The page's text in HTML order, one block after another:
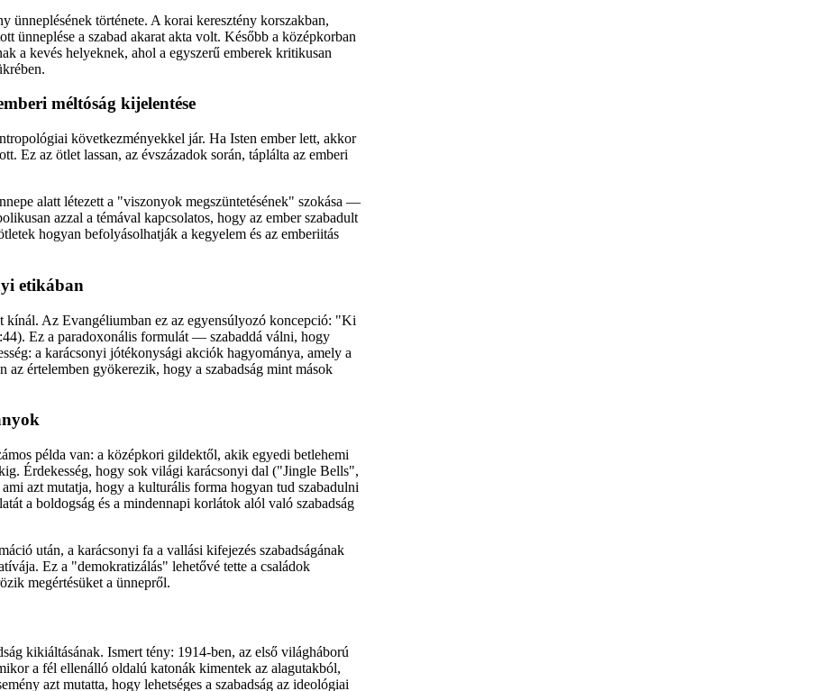
ünneplésének története. A korai keresztény korszakban,
ünneplése a szabad akarat akta volt. Később a középkorban
a kevés helyeknek, ahol a egyszerű emberek kritikusan
méltóság kijelentése
következményekkel jár. Ha Isten ember lett, akkor
Ez az ötlet lassan, az évszázadok során, táplálta az emberi
alatt létezett a "viszonyok megszüntetésének" szokása —
azzal a témával kapcsolatos, hogy az ember szabadult
hogyan befolyásolhatják a kegyelem és az emberiitás
etikában
kínál. Az Evangéliumban ez az egyensúlyozó koncepció: "Ki
Ez a paradoxonális formulát — szabaddá válni, hogy
a karácsonyi jótékonysági akciók hagyománya, amely a
értelemben gyökerezik, hogy a szabadság mint mások
példa van: a középkori gildektől, akik egyedi betlehemi
Érdekesség, hogy sok világi karácsonyi dal ("Jingle Bells",
azt mutatja, hogy a kulturális forma hogyan tud szabadulni
a boldogság és a mindennapi korlátok alól való szabadság
után, a karácsonyi fa a vallási kifejezés szabadságának
Ez a "demokratizálás" lehetővé tette a családok
megértésüket a ünnepről.
kikiáltásának. Ismert tény: 1914-ben, az első világháború
a fél ellenálló oldalú katonák kimentek az alagutakból,
azt mutatta, hogy lehetséges a szabadság az ideológiai